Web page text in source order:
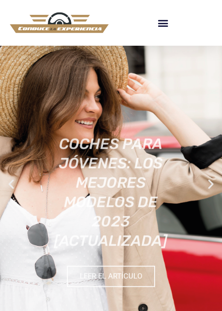
COCHES PARA
JÓVENES: LOS
MEJORES
MODELOS DE
2023
[ACTUALIZADA]
LEER EL ARTÍCULO